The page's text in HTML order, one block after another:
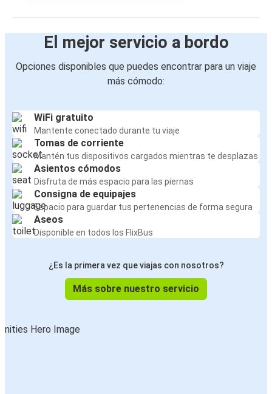
El mejor servicio a bordo
Opciones disponibles que puedes encontrar para un viaje
más cómodo:
WiFi gratuito
Mantente conectado durante tu viaje
Tomas de corriente
Mantén tus dispositivos cargados mientras te desplazas
Asientos cómodos
Disfruta de más espacio para las piernas
Consigna de equipajes
Espacio para guardar tus pertenencias de forma segura
Aseos
Disponible en todos los FlixBus
¿Es la primera vez que viajas con nosotros?
Más sobre nuestro servicio